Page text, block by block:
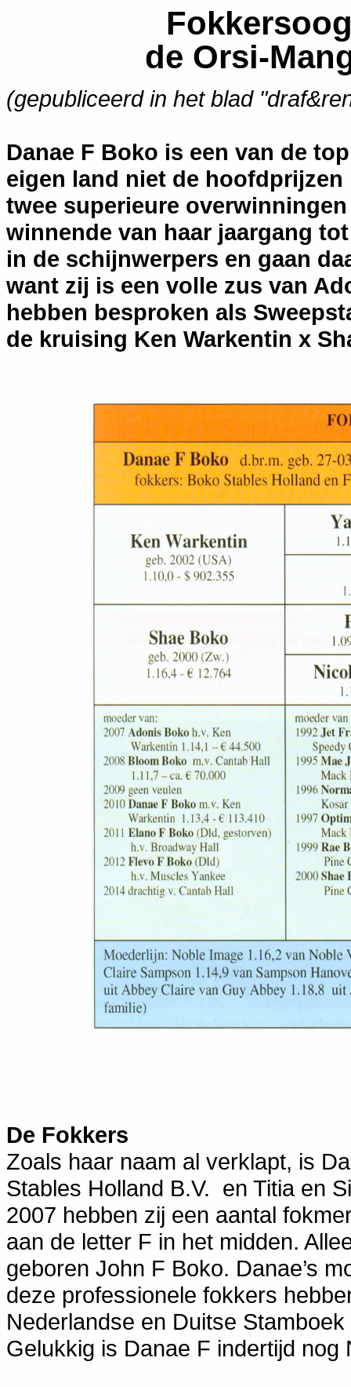
de Orsi-
(gepubliceerd in het blad
Danae F Boko is een van de
eigen land niet de
twee superieure
winnende van haar jaargang
in de schijnwerpers en gaan
want zij is een volle zus van
hebben besproken als
de kruising Ken Warkentin x
De Fokkers
Zoals haar naam al verklapt, is
Stables Holland B.V. en Titia en
2007 hebben zij een aantal
aan de letter F in het midden.
geboren John F Boko. Danae’s
deze professionele fokkers
Nederlandse en Duitse
Gelukkig is Danae F indertijd nog